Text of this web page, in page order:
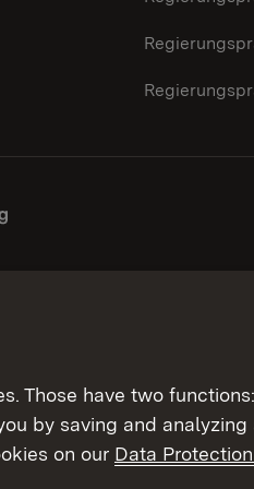
Those have two
by saving and
on our Data